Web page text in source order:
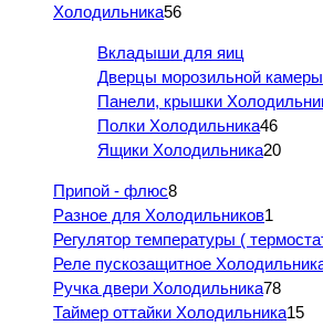
Холодильника56
Вкладыши для яиц
Дверцы морозильной
Панели, крышки
Полки Холодильника46
Ящики Холодильника20
Припой - флюс8
Разное для Холодильников1
Регулятор температуры (
Реле пускозащитное
Ручка двери Холодильника78
Таймер оттайки Холодильника15